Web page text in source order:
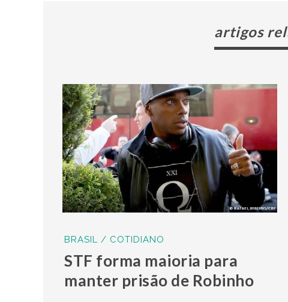
artigos
BRASIL / COTIDIANO
STF forma maioria para
manter prisão de Robinho